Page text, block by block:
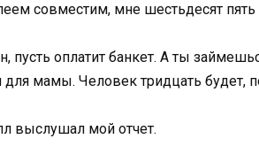
совместим, мне шестьдесят пять
пусть оплатит банкет. А ты
для мамы. Человек тридцать будет,
выслушал мой отчет.